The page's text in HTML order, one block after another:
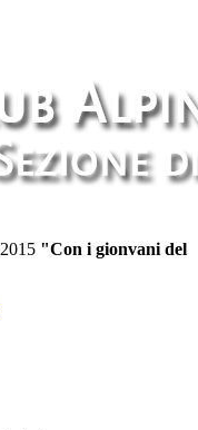
2015 "Con i gionvani del